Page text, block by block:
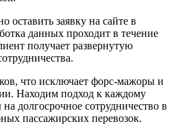
оставить заявку на сайте в
данных проходит в течение
получает развернутую
что исключает форс-мажоры и
Находим подход к каждому
долгосрочное сотрудничество в
пассажирских перевозок.